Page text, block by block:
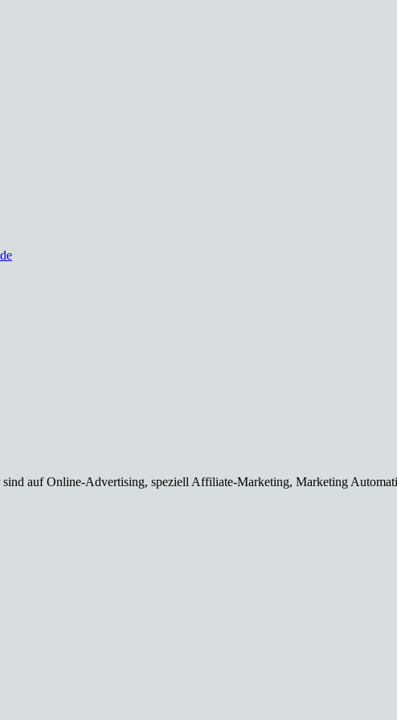
auf Online-Advertising, speziell Affiliate-Marketing, Marketing